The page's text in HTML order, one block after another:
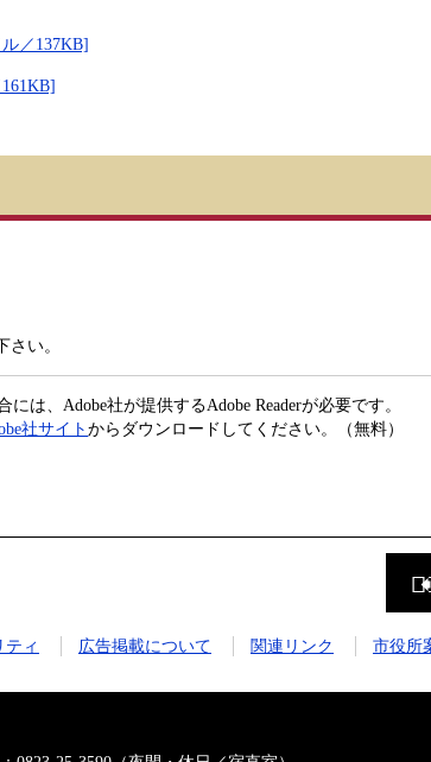
／137KB]
い。
は、Adobe社が提供するAdobe Readerが必要です。
社サイトからダウンロードしてください。（無料）
ジ
ティ 広告掲載について 関連リンク 市役所